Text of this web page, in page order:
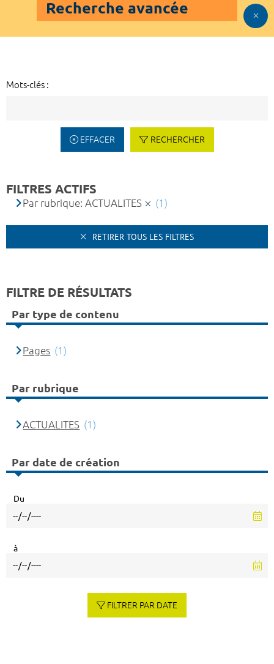
Recherche avancée
Mots-clés :
EFFACER RECHERCHER
FILTRES ACTIFS
Par rubrique: ACTUALITES (1)
RETIRER TOUS LES FILTRES
FILTRE DE RÉSULTATS
Par type de contenu
Pages (1)
Par rubrique
ACTUALITES (1)
Par date de création
Du
à
FILTRER PAR DATE